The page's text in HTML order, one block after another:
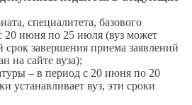
специалитета, базового
20 июня по 25 июля (вуз может
срок завершения приема заявлений
на сайте вуза);
– в период с 20 июня по 20
устанавливает вуз, эти сроки